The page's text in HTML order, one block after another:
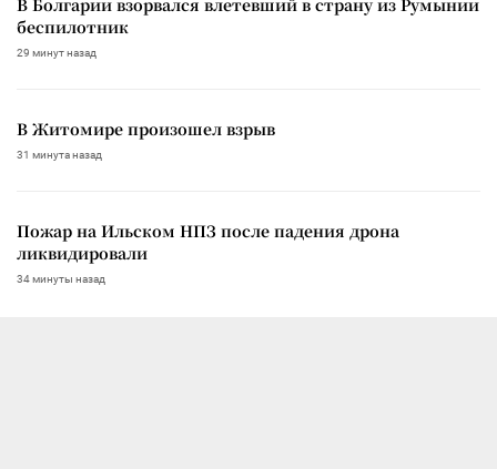
беспилотник
29 минут назад
В Житомире произошел взрыв
31 минута назад
Пожар на Ильском НПЗ после падения дрона
ликвидировали
34 минуты назад